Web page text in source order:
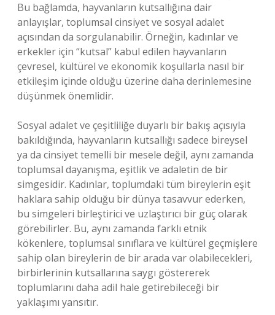
Bu bağlamda, hayvanların kutsallığına dair
anlayışlar, toplumsal cinsiyet ve sosyal adalet
açısından da sorgulanabilir. Örneğin, kadınlar ve
erkekler için “kutsal” kabul edilen hayvanların
çevresel, kültürel ve ekonomik koşullarla nasıl bir
etkileşim içinde olduğu üzerine daha derinlemesine
düşünmek önemlidir.
Sosyal adalet ve çeşitliliğe duyarlı bir bakış açısıyla
bakıldığında, hayvanların kutsallığı sadece bireysel
ya da cinsiyet temelli bir mesele değil, aynı zamanda
toplumsal dayanışma, eşitlik ve adaletin de bir
simgesidir. Kadınlar, toplumdaki tüm bireylerin eşit
haklara sahip olduğu bir dünya tasavvur ederken,
bu simgeleri birleştirici ve uzlaştırıcı bir güç olarak
görebilirler. Bu, aynı zamanda farklı etnik
kökenlere, toplumsal sınıflara ve kültürel geçmişlere
sahip olan bireylerin de bir arada var olabilecekleri,
birbirlerinin kutsallarına saygı göstererek
toplumlarını daha adil hale getirebileceği bir
yaklaşımı yansıtır.